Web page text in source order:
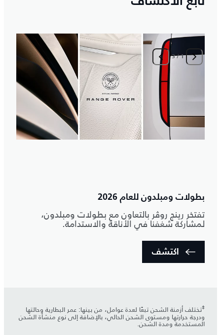
1
/
3
بطولات ومبلدون للعام 2026
تفتخر رينج روڤر بالتعاون مع بطولات ومبلدون،
لمشاركة شغفنا في الأناقة والاستدامة.
اكتشف
‡تختلف أزمنة الشحن تبعًا لعدة عوامل، من بينها: عمر البطارية وحالتها
ودرجة حرارتها ومستوى الشحن الحالي، بالإضافة إلى نوع منشأة الشحن
المستخدمة ومدة الشحن.